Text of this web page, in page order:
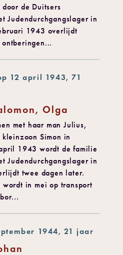
de Duitsers
Judendurchgangslager in
1943 overlijdt
12 april 1943, 71
Olga
met haar man Julius,
Simon in
1943 wordt de familie
Judendurchgangslager in
twee dagen later.
wordt in mei op transport
1944, 21 jaar